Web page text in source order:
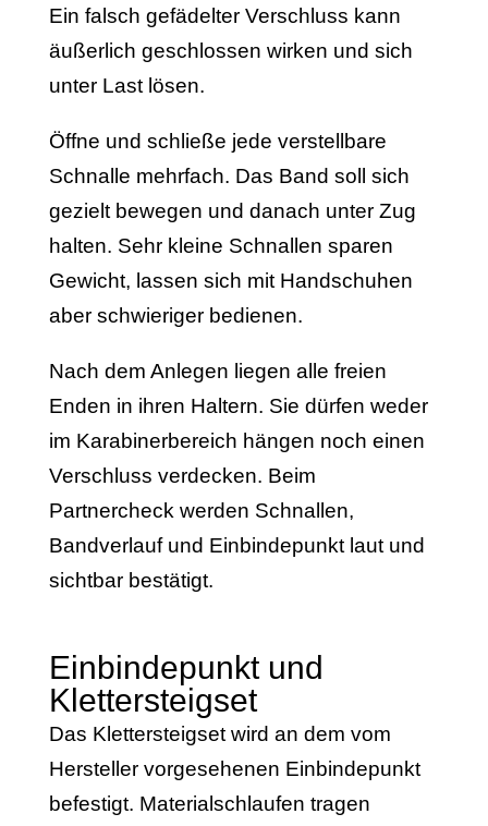
Ein falsch gefädelter Verschluss kann
äußerlich geschlossen wirken und sich
unter Last lösen.
Öffne und schließe jede verstellbare
Schnalle mehrfach. Das Band soll sich
gezielt bewegen und danach unter Zug
halten. Sehr kleine Schnallen sparen
Gewicht, lassen sich mit Handschuhen
aber schwieriger bedienen.
Nach dem Anlegen liegen alle freien
Enden in ihren Haltern. Sie dürfen weder
im Karabinerbereich hängen noch einen
Verschluss verdecken. Beim
Partnercheck werden Schnallen,
Bandverlauf und Einbindepunkt laut und
sichtbar bestätigt.
Einbindepunkt und
Klettersteigset
Das Klettersteigset wird an dem vom
Hersteller vorgesehenen Einbindepunkt
befestigt. Materialschlaufen tragen